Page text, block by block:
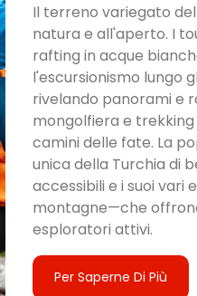
Il terreno variegato
natura e all'aperto. I
rafting in acque
l'escursionismo lungo
rivelando panorami e
mongolfiera e
camini delle fate. La
unica della Turchia di
accessibili e i suoi
montagne—che
esploratori attivi.
Per Saperne Di Più